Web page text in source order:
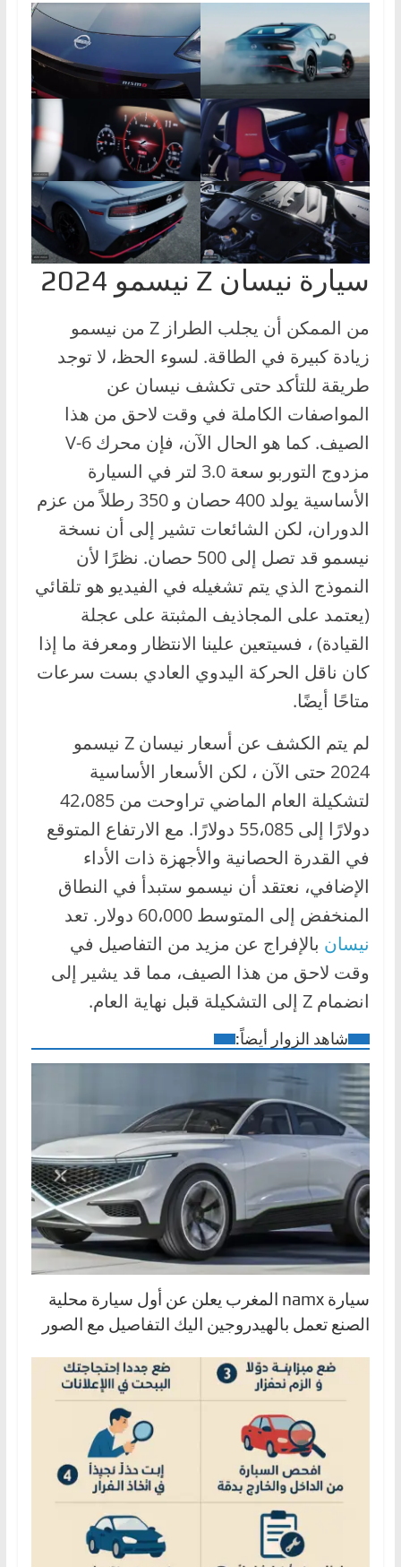
سيارة نيسان Z نيسمو 2024
من الممكن أن يجلب الطراز Z من نيسمو
زيادة كبيرة في الطاقة. لسوء الحظ، لا توجد
طريقة للتأكد حتى تكشف نيسان عن
المواصفات الكاملة في وقت لاحق من هذا
الصيف. كما هو الحال الآن، فإن محرك V-6
مزدوج التوربو سعة 3.0 لتر في السيارة
الأساسية يولد 400 حصان و 350 رطلاً من عزم
الدوران، لكن الشائعات تشير إلى أن نسخة
نيسمو قد تصل إلى 500 حصان. نظرًا لأن
النموذج الذي يتم تشغيله في الفيديو هو تلقائي
(يعتمد على المجاذيف المثبتة على عجلة
القيادة) ، فسيتعين علينا الانتظار ومعرفة ما إذا
كان ناقل الحركة اليدوي العادي بست سرعات
متاحًا أيضًا.
لم يتم الكشف عن أسعار نيسان Z نيسمو
2024 حتى الآن ، لكن الأسعار الأساسية
لتشكيلة العام الماضي تراوحت من 42،085
دولارًا إلى 55،085 دولارًا. مع الارتفاع المتوقع
في القدرة الحصانية والأجهزة ذات الأداء
الإضافي، نعتقد أن نيسمو ستبدأ في النطاق
المنخفض إلى المتوسط ​​60،000 دولار. تعد
نيسان بالإفراج عن مزيد من التفاصيل في
وقت لاحق من هذا الصيف، مما قد يشير إلى
انضمام Z إلى التشكيلة قبل نهاية العام.
شاهد الزوار أيضاً:
سيارة namx المغرب يعلن عن أول سيارة محلية
الصنع تعمل بالهيدروجين اليك التفاصيل مع الصور